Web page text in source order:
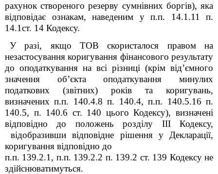
рахунок створеного резерву сумнівних боргів), яка
відповідає ознакам, наведеним у п.п. 14.1.11 п.
14.1ст. 14 Кодексу.
У разі, якщо ТОВ скористалося правом на
незастосування коригування фінансового результату
до оподаткування на всі різниці (крім від’ємного
значення об’єкта оподаткування минулих
податкових (звітних) років та коригувань,
визначених п.п. 140.4.8 п. 140.4, п.п. 140.5.16 п.
140.5, п. 140.6 ст. 140 цього Кодексу), визначені
відповідно до положень розділу ІІІ Кодексу,
відобразивши відповідне рішення у Декларації,
коригування відповідно до
п.п. 139.2.1, п.п. 139.2.2 п. 139.2 ст. 139 Кодексу не
здійснюватимуться.